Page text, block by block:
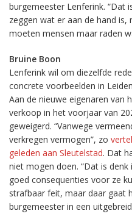
burgemeester Lenferink. “Dat
zeggen wat er aan de hand
moeten mensen maar raden
Bruine Boon
Lenferink wil om diezelfde
concrete voorbeelden in
Aan de nieuwe eigenaren van
verkoop in het voorjaar van
geweigerd. “Vanwege
verkregen vermogen”, zo
geleden aan Sleutelstad. Dat
niet mogen doen. “Dat is
goed consequenties voor ze
strafbaar feit, maar daar gaat
burgemeester in een